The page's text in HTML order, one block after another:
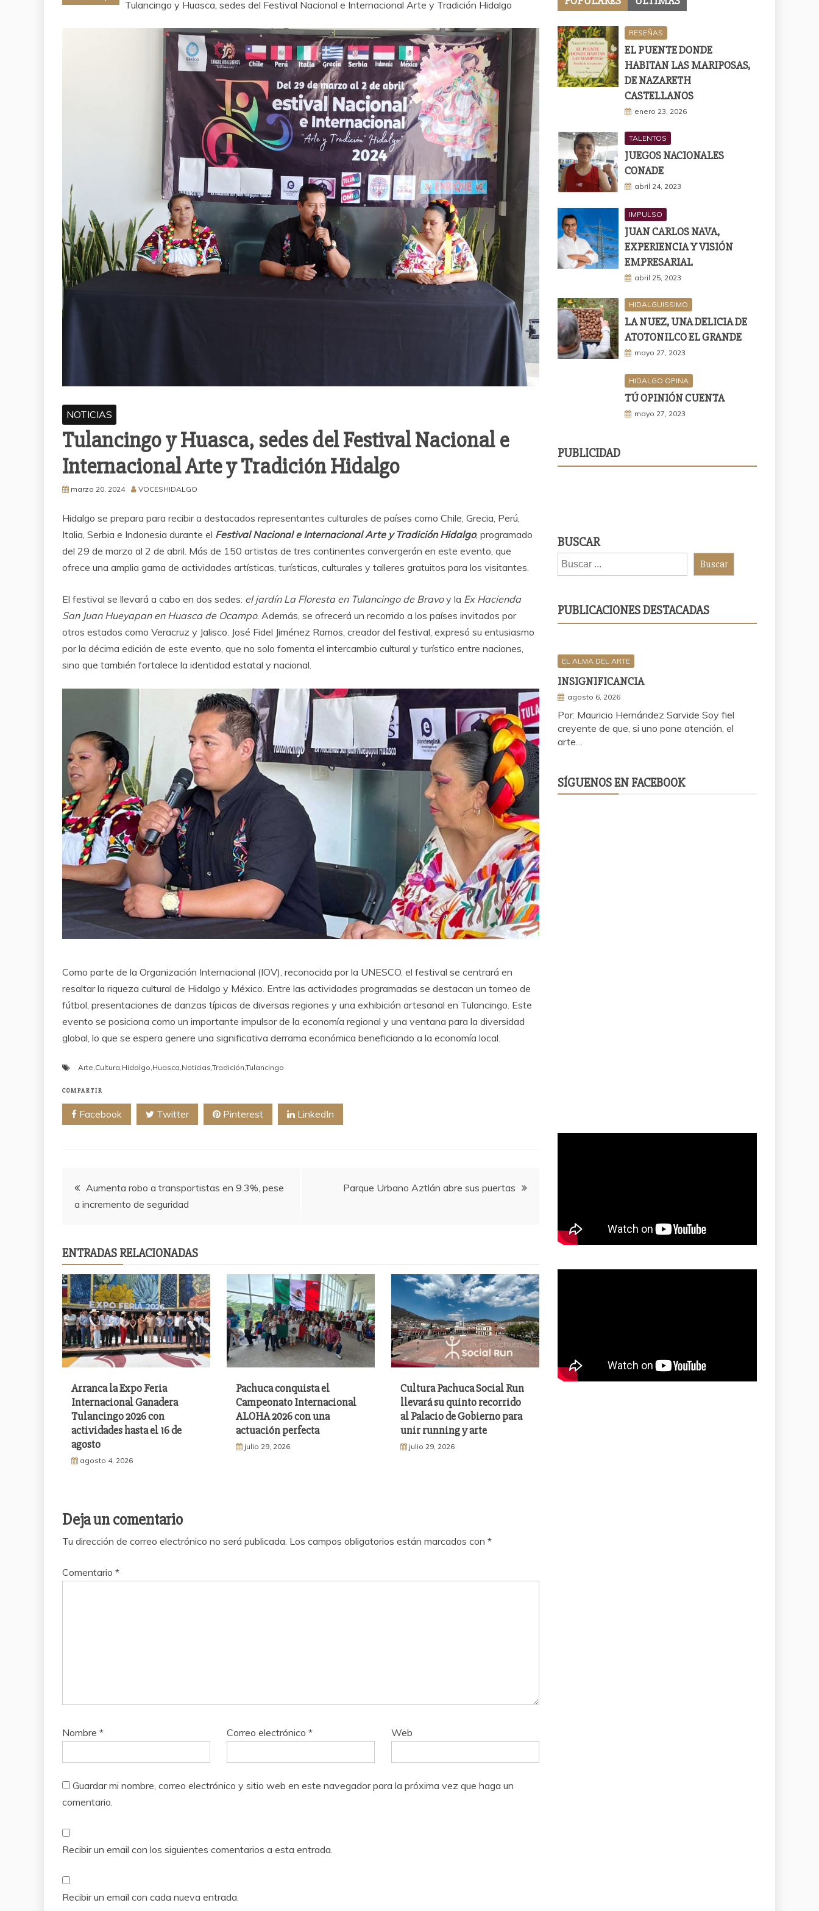
Tulancingo y Huasca, sedes del Festival Nacional e Internacional Arte y Tradición Hidalgo
NOTICIAS
Tulancingo y Huasca, sedes del Festival Nacional e
Internacional Arte y Tradición Hidalgo
marzo 20, 2024 VOCESHIDALGO
Hidalgo se prepara para recibir a destacados representantes culturales de países como Chile, Grecia, Perú,
Italia, Serbia e Indonesia durante el Festival Nacional e Internacional Arte y Tradición Hidalgo, programado
del 29 de marzo al 2 de abril. Más de 150 artistas de tres continentes convergerán en este evento, que
ofrece una amplia gama de actividades artísticas, turísticas, culturales y talleres gratuitos para los visitantes.
El festival se llevará a cabo en dos sedes: el jardín La Floresta en Tulancingo de Bravoy la Ex Hacienda
San Juan Hueyapan en Huasca de Ocampo. Además, se ofrecerá un recorrido a los países invitados por
otros estados como Veracruz y Jalisco. José Fidel Jiménez Ramos, creador del festival, expresó su entusiasmo
por la décima edición de este evento, que no solo fomenta el intercambio cultural y turístico entre naciones,
sino que también fortalece la identidad estatal y nacional.
Como parte de la Organización Internacional (IOV), reconocida por la UNESCO, el festival se centrará en
resaltar la riqueza cultural de Hidalgo y México. Entre las actividades programadas se destacan un torneo de
fútbol, presentaciones de danzas típicas de diversas regiones y una exhibición artesanal en Tulancingo. Este
evento se posiciona como un importante impulsor de la economía regional y una ventana para la diversidad
global, lo que se espera genere una significativa derrama económica beneficiando a la economía local.
Arte Cultura Hidalgo Huasca Noticias Tradición Tulancingo
COMPARTIR
Facebook Twitter Pinterest LinkedIn
Navegación
de
entradas
Aumenta robo a transportistas en 9.3%, pese
a incremento de seguridad
Parque Urbano Aztlán abre sus puertas
ENTRADAS RELACIONADAS
Arranca la Expo Feria
Internacional Ganadera
Tulancingo 2026 con
actividades hasta el 16 de
agosto
agosto 4, 2026
Pachuca conquista el
Campeonato Internacional
ALOHA 2026 con una
actuación perfecta
julio 29, 2026
Cultura Pachuca Social Run
llevará su quinto recorrido
al Palacio de Gobierno para
unir running y arte
julio 29, 2026
Deja un comentario
Tu dirección de correo electrónico no será publicada. Los campos obligatorios están marcados con *
Comentario *
Nombre * Correo electrónico* Web
Guardar mi nombre, correo electrónico y sitio web en este navegador para la próxima vez que haga un
comentario.
Recibir un email con los siguientes comentarios a esta entrada.
Recibir un email con cada nueva entrada.
RESEÑAS
EL PUENTE DONDE
HABITAN LAS MARIPOSAS,
DE NAZARETH
CASTELLANOS
enero 23, 2026
TALENTOS
JUEGOS NACIONALES
CONADE
abril 24, 2023
IMPULSO
JUAN CARLOS NAVA,
EXPERIENCIA Y VISIÓN
EMPRESARIAL
abril 25, 2023
HIDALGUISSIMO
LA NUEZ, UNA DELICIA DE
ATOTONILCO EL GRANDE
mayo 27, 2023
HIDALGO OPINA
TÚ OPINIÓN CUENTA
mayo 27, 2023
PUBLICIDAD
BUSCAR
Buscar
PUBLICACIONES DESTACADAS
EL ALMA DEL ARTE
INSIGNIFICANCIA
agosto 6, 2026
Por: Mauricio Hernández Sarvide Soy fiel
creyente de que, si uno pone atención, el
arte…
SÍGUENOS EN FACEBOOK